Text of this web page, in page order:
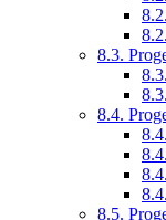
8.3.
8.4.
8.5.